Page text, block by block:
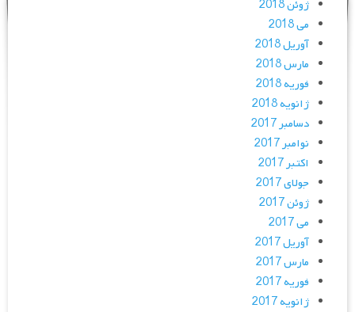
ژوئن 2018
می 2018
آوریل 2018
مارس 2018
فوریه 2018
ژانویه 2018
دسامبر 2017
نوامبر 2017
اکتبر 2017
جولای 2017
ژوئن 2017
می 2017
آوریل 2017
مارس 2017
فوریه 2017
ژانویه 2017